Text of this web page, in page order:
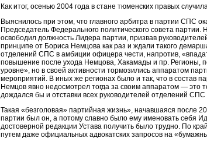
Как итог, осенью 2004 года в стане тюменских правых
Выяснилось при этом, что главного арбитра в партии СПС
Председатель Федерального политического совета
освободил должность Лидера партии, призвав
принципе от Бориса Немцова как раз и ждали такого
отделений СПС в амбиции офицера чести, напротив,
повышение после ухода Немцова, Хакамады и пр. Регионы,
уровне», но в своей активности тормозились аппаратом
мероприятий. В иных же регионах было и так, что в состав
Немцов явно недосмотрел тогда за своим аппаратом — это
дождался бы и отставки всех руководителей отделений СПС
Такая «безголовая» партийная жизнь», начавшаяся после
партии был он, а потому славно было ему именовать себя
достоверной редакции Устава получить было трудно. По
путем даже официальных адвокатских запросов на